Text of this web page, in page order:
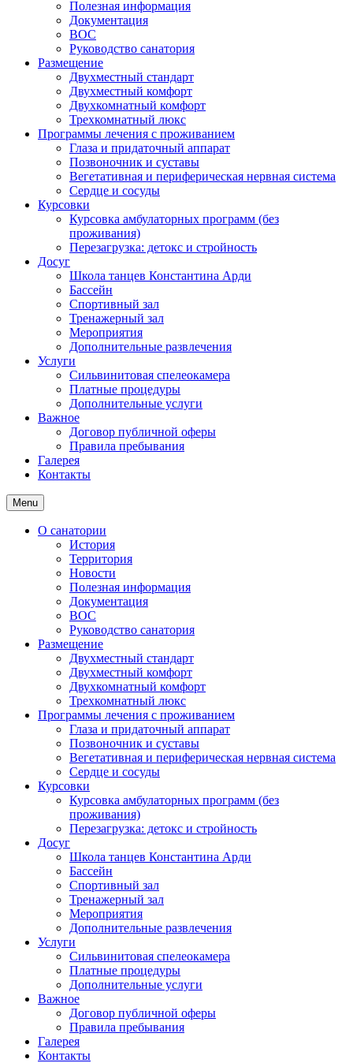
Полезная информация
Документация
ВОС
Руководство санатория
Размещение
Двухместный стандарт
Двухместный комфорт
Двухкомнатный комфорт
Трехкомнатный люкс
Программы лечения с проживанием
Глаза и придаточный аппарат
Позвоночник и суставы
Вегетативная и периферическая нервная система
Сердце и сосуды
Курсовки
Курсовка амбулаторных программ (без
проживания)
Перезагрузка: детокс и стройность
Досуг
Школа танцев Константина Арди
Бассейн
Спортивный зал
Тренажерный зал
Мероприятия
Дополнительные развлечения
Услуги
Сильвинитовая спелеокамера
Платные процедуры
Дополнительные услуги
Важное
Договор публичной оферы
Правила пребывания
Галерея
Контакты
Menu
О санатории
История
Территория
Новости
Полезная информация
Документация
ВОС
Руководство санатория
Размещение
Двухместный стандарт
Двухместный комфорт
Двухкомнатный комфорт
Трехкомнатный люкс
Программы лечения с проживанием
Глаза и придаточный аппарат
Позвоночник и суставы
Вегетативная и периферическая нервная система
Сердце и сосуды
Курсовки
Курсовка амбулаторных программ (без
проживания)
Перезагрузка: детокс и стройность
Досуг
Школа танцев Константина Арди
Бассейн
Спортивный зал
Тренажерный зал
Мероприятия
Дополнительные развлечения
Услуги
Сильвинитовая спелеокамера
Платные процедуры
Дополнительные услуги
Важное
Договор публичной оферы
Правила пребывания
Галерея
Контакты